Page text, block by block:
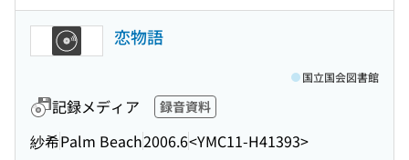
恋物語
記録メディア 録音資料
紗希Palm Beach2006.6<YMC11-H41393>
国立国会図書館